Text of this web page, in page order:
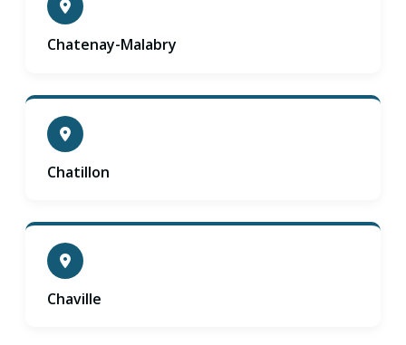
Chatenay-Malabry
Chatillon
Chaville